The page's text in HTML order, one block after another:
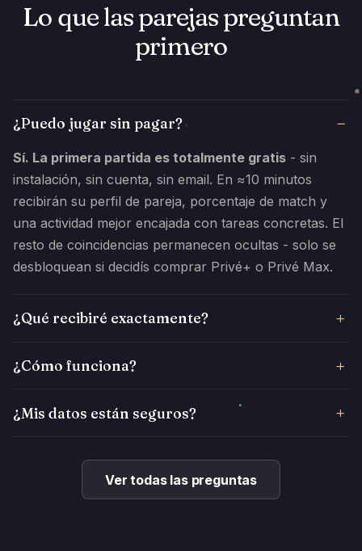
Lo que las parejas preguntan
primero
¿Puedo jugar sin pagar?
Sí. La primera partida es totalmente gratis - sin
instalación, sin cuenta, sin email. En ≈10 minutos
recibirán su perfil de pareja, porcentaje de match y
una actividad mejor encajada con tareas concretas. El
resto de coincidencias permanecen ocultas - solo se
desbloquean si decidís comprar Privé+ o Privé Max.
¿Qué recibiré exactamente?
¿Cómo funciona?
¿Mis datos están seguros?
Ver todas las preguntas